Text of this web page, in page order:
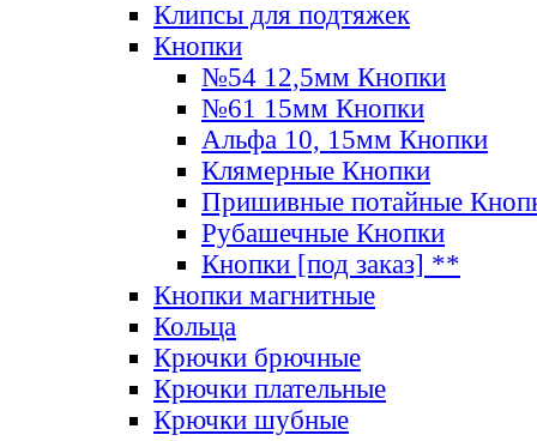
Клипсы для подтяжек
Кнопки
№54 12,5мм Кнопки
№61 15мм Кнопки
Альфа 10, 15мм Кнопки
Клямерные Кнопки
Пришивные потайные
Рубашечные Кнопки
Кнопки [под заказ] **
Кнопки магнитные
Кольца
Крючки брючные
Крючки плательные
Крючки шубные